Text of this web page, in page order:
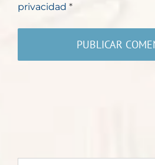
privacidad *